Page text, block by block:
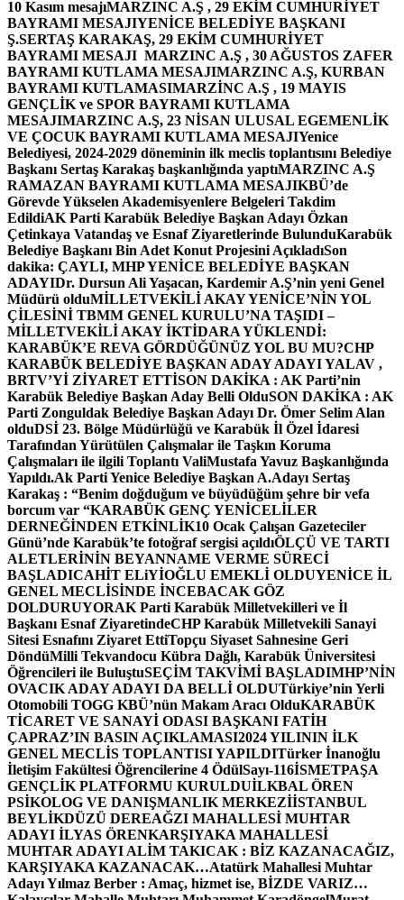
10 Kasım mesajıMARZINC A.Ş , 29 EKİM CUMHURİYET
BAYRAMI MESAJIYENİCE BELEDİYE BAŞKANI
Ş.SERTAŞ KARAKAŞ, 29 EKİM CUMHURİYET
BAYRAMI MESAJI MARZINC A.Ş , 30 AĞUSTOS ZAFER
BAYRAMI KUTLAMA MESAJIMARZINC A.Ş, KURBAN
BAYRAMI KUTLAMASIMARZİNC A.Ş , 19 MAYIS
GENÇLİK ve SPOR BAYRAMI KUTLAMA
MESAJIMARZINC A.Ş, 23 NİSAN ULUSAL EGEMENLİK
VE ÇOCUK BAYRAMI KUTLAMA MESAJIYenice
Belediyesi, 2024-2029 döneminin ilk meclis toplantısını Belediye
Başkanı Sertaş Karakaş başkanlığında yaptıMARZINC A.Ş
RAMAZAN BAYRAMI KUTLAMA MESAJIKBÜ’de
Görevde Yükselen Akademisyenlere Belgeleri Takdim
EdildiAK Parti Karabük Belediye Başkan Adayı Özkan
Çetinkaya Vatandaş ve Esnaf Ziyaretlerinde BulunduKarabük
Belediye Başkanı Bin Adet Konut Projesini AçıkladıSon
dakika: ÇAYLI, MHP YENİCE BELEDİYE BAŞKAN
ADAYIDr. Dursun Ali Yaşacan, Kardemir A.Ş’nin yeni Genel
Müdürü olduMİLLETVEKİLİ AKAY YENİCE’NİN YOL
ÇİLESİNİ TBMM GENEL KURULU’NA TAŞIDI –
MİLLETVEKİLİ AKAY İKTİDARA YÜKLENDİ:
KARABÜK’E REVA GÖRDÜĞÜNÜZ YOL BU MU?CHP
KARABÜK BELEDİYE BAŞKAN ADAY ADAYI YALAV ,
BRTV’Yİ ZİYARET ETTİSON DAKİKA : AK Parti’nin
Karabük Belediye Başkan Aday Belli OlduSON DAKİKA : AK
Parti Zonguldak Belediye Başkan Adayı Dr. Ömer Selim Alan
olduDSİ 23. Bölge Müdürlüğü ve Karabük İl Özel İdaresi
Tarafından Yürütülen Çalışmalar ile Taşkın Koruma
Çalışmaları ile ilgili Toplantı ValiMustafa Yavuz Başkanlığında
Yapıldı.Ak Parti Yenice Belediye Başkan A.Adayı Sertaş
Karakaş : “Benim doğduğum ve büyüdüğüm şehre bir vefa
borcum var “KARABÜK GENÇ YENİCELİLER
DERNEĞİNDEN ETKİNLİK10 Ocak Çalışan Gazeteciler
Günü’nde Karabük’te fotoğraf sergisi açıldıÖLÇÜ VE TARTI
ALETLERİNİN BEYANNAME VERME SÜRECİ
BAŞLADICAHİT ELiYİOĞLU EMEKLİ OLDUYENİCE İL
GENEL MECLİSİNDE İNCEBACAK GÖZ
DOLDURUYORAK Parti Karabük Milletvekilleri ve İl
Başkanı Esnaf ZiyaretindeCHP Karabük Milletvekili Sanayi
Sitesi Esnafını Ziyaret EttiTopçu Siyaset Sahnesine Geri
DöndüMilli Tekvandocu Kübra Dağlı, Karabük Üniversitesi
Öğrencileri ile BuluştuSEÇİM TAKVİMİ BAŞLADIMHP’NİN
OVACIK ADAY ADAYI DA BELLİ OLDUTürkiye’nin Yerli
Otomobili TOGG KBÜ’nün Makam Aracı OlduKARABÜK
TİCARET VE SANAYİ ODASI BAŞKANI FATİH
ÇAPRAZ’IN BASIN AÇIKLAMASI2024 YILININ İLK
GENEL MECLİS TOPLANTISI YAPILDITürker İnanoğlu
İletişim Fakültesi Öğrencilerine 4 ÖdülSayı-116İSMETPAŞA
GENÇLİK PLATFORMU KURULDUİLKBAL ÖREN
PSİKOLOG VE DANIŞMANLIK MERKEZİİSTANBUL
BEYLİKDÜZÜ DEREAĞZI MAHALLESİ MUHTAR
ADAYI İLYAS ÖRENKARŞIYAKA MAHALLESİ
MUHTAR ADAYI ALİM TAKICAK : BİZ KAZANACAĞIZ,
KARŞIYAKA KAZANACAK…Atatürk Mahallesi Muhtar
Adayı Yılmaz Berber : Amaç, hizmet ise, BİZDE VARIZ…